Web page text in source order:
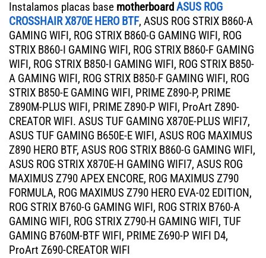
Instalamos placas base motherboardASUS ROG
CROSSHAIR X870E HERO BTF, ASUS ROG STRIX B860-A
GAMING WIFI, ROG STRIX B860-G GAMING WIFI, ROG
STRIX B860-I GAMING WIFI, ROG STRIX B860-F GAMING
WIFI, ROG STRIX B850-I GAMING WIFI, ROG STRIX B850-
A GAMING WIFI, ROG STRIX B850-F GAMING WIFI, ROG
STRIX B850-E GAMING WIFI, PRIME Z890-P, PRIME
Z890M-PLUS WIFI, PRIME Z890-P WIFI, ProArt Z890-
CREATOR WIFI. ASUS TUF GAMING X870E-PLUS WIFI7,
ASUS TUF GAMING B650E-E WIFI, ASUS ROG MAXIMUS
Z890 HERO BTF, ASUS ROG STRIX B860-G GAMING WIFI,
ASUS ROG STRIX X870E-H GAMING WIFI7, ASUS ROG
MAXIMUS Z790 APEX ENCORE, ROG MAXIMUS Z790
FORMULA, ROG MAXIMUS Z790 HERO EVA-02 EDITION,
ROG STRIX B760-G GAMING WIFI, ROG STRIX B760-A
GAMING WIFI, ROG STRIX Z790-H GAMING WIFI, TUF
GAMING B760M-BTF WIFI, PRIME Z690-P WIFI D4,
ProArt Z690-CREATOR WIFI